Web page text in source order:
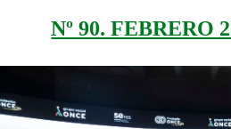
Nº 90. FEBRERO